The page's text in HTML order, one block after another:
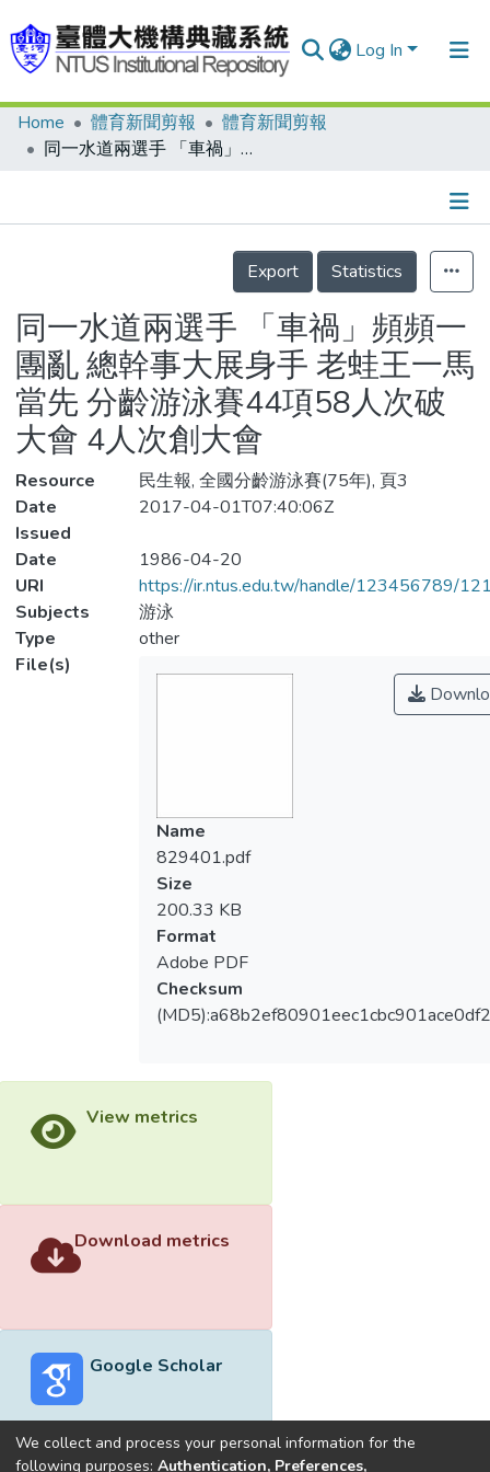
Log In
Communities & Collections
Statistics
Home 體育新聞剪報
體育新聞剪報
同一水道兩選手 「車禍」頻頻一團亂 總幹事大展身手 老蛙王一馬當先 分齡游泳賽44項58人次破大會 4人次創大會
Details
Export
Statistics
同一水道兩選手 「車禍」頻頻一
團亂 總幹事大展身手 老蛙王一馬
當先 分齡游泳賽44項58人次破
大會 4人次創大會
Resource
民生報, 全國分齡游泳賽(75年), 頁3
Date
Issued
2017-04-01T07:40:06Z
Date
1986-04-20
URI
https://ir.ntus.edu.tw/handle/123456789/
Subjects
游泳
Type
other
File(s)
Name
829401.pdf
Size
200.33 KB
Format
Adobe PDF
Checksum
View metrics
Download metrics
Google Scholar
We collect and process your personal information for the
following purposes: Authentication, Preferences,